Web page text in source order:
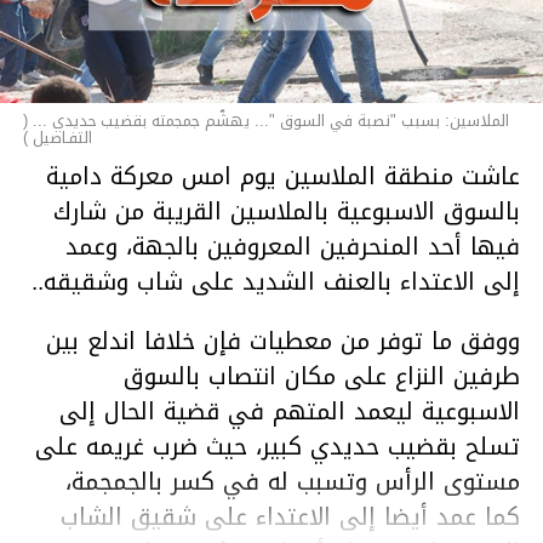
الملاسين: بسبب "نصبة في السوق "... يهشّم جمجمته بقضيب حديدي ... (
التفـاصيل )
عاشت منطقة الملاسين يوم امس معركة دامية
بالسوق الاسبوعية بالملاسين القريبة من شارك
فيها أحد المنحرفين المعروفين بالجهة، وعمد
إلى الاعتداء بالعنف الشديد على شاب وشقيقه..
ووفق ما توفر من معطيات فإن خلافا اندلع بين
طرفين النزاع على مكان انتصاب بالسوق
الاسبوعية ليعمد المتهم في قضية الحال إلى
تسلح بقضيب حديدي كبير، حيث ضرب غريمه على
مستوى الرأس وتسبب له في كسر بالجمجمة،
كما عمد أيضا إلى الاعتداء على شقيق الشاب